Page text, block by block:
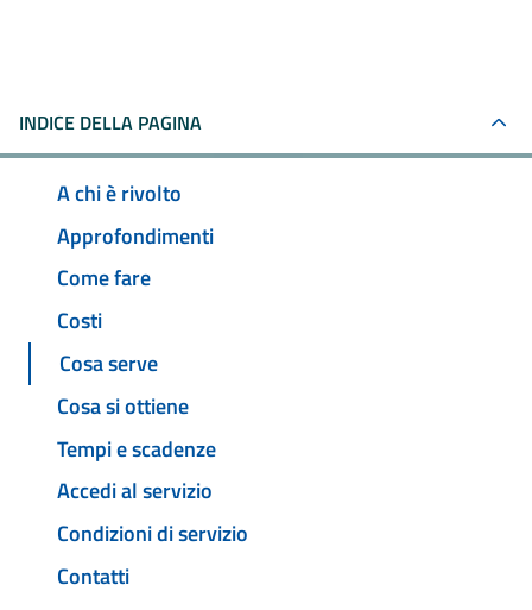
INDICE DELLA PAGINA
A chi è rivolto
Approfondimenti
Come fare
Costi
Cosa serve
Cosa si ottiene
Tempi e scadenze
Accedi al servizio
Condizioni di servizio
Contatti